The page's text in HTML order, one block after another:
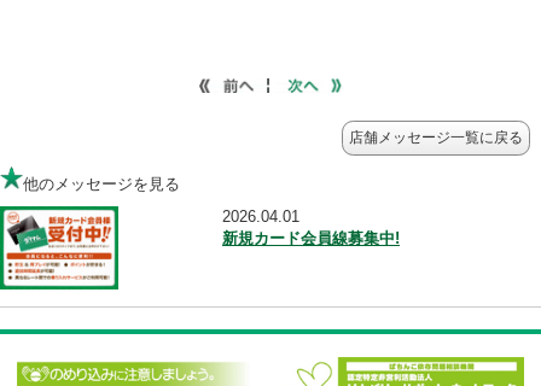
他のメッセージを見る
新規カード会員線募集中!